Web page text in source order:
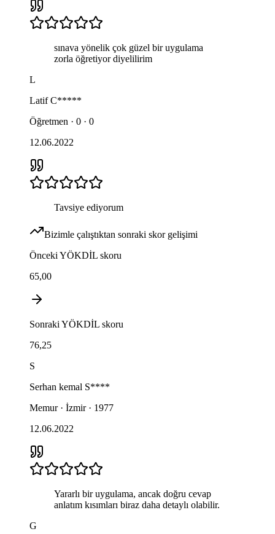
sınava yönelik çok güzel bir uygulama
zorla öğretiyor diyelilirim
L
Latif C*****
Öğretmen · 0 · 0
12.06.2022
Tavsiye ediyorum
Bizimle çalıştıktan sonraki skor gelişimi
Önceki YÖKDİL skoru
65,00
Sonraki YÖKDİL skoru
76,25
S
Serhan kemal S****
Memur · İzmir · 1977
12.06.2022
Yararlı bir uygulama, ancak doğru cevap
anlatım kısımları biraz daha detaylı olabilir.
G